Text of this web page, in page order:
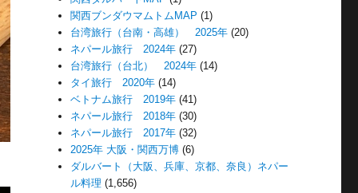
関西ブンダウマムトムMAP (1)
台湾旅行（台南・高雄） 2025年 (20)
ネパール旅行 2024年 (27)
台湾旅行（台北） 2024年 (14)
タイ旅行 2020年 (14)
ベトナム旅行 2019年 (41)
ネパール旅行 2018年 (30)
ネパール旅行 2017年 (32)
2025年 大阪・関西万博 (6)
ダルバート（大阪、兵庫、京都、奈良）ネパー
ル料理 (1,656)